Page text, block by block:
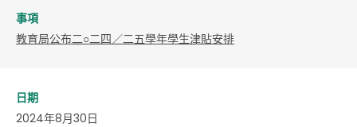
事項
教育局公布二○二四／二五學年學生津貼安排
日期
2024年8月30日